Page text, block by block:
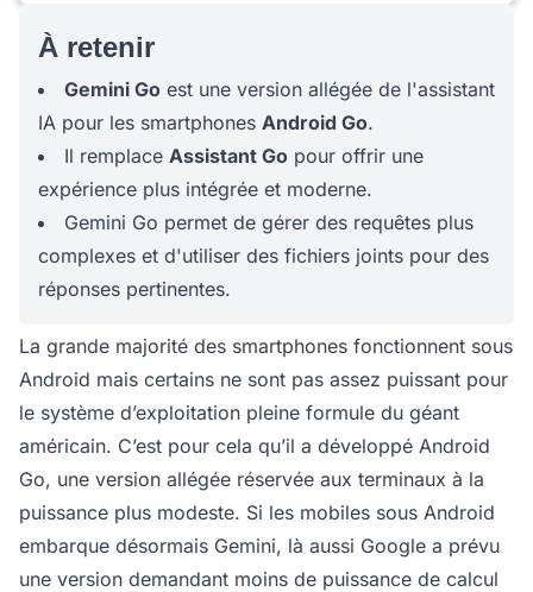
À retenir
Gemini Go est une version allégée de l'assistant
IA pour les smartphones Android Go.
Il remplace Assistant Go pour offrir une
expérience plus intégrée et moderne.
Gemini Go permet de gérer des requêtes plus
complexes et d'utiliser des fichiers joints pour des
réponses pertinentes.
La grande majorité des smartphones fonctionnent sous
Android mais certains ne sont pas assez puissant pour
le système d’exploitation pleine formule du géant
américain. C’est pour cela qu’il a développé Android
Go, une version allégée réservée aux terminaux à la
puissance plus modeste. Si les mobiles sous Android
embarque désormais Gemini, là aussi Google a prévu
une version demandant moins de puissance de calcul